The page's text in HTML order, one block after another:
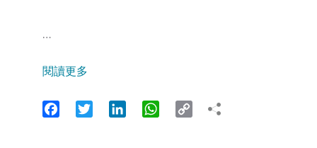
…
閱讀更多
FacebookTwitter LinkedIn WhatsApp
Copy